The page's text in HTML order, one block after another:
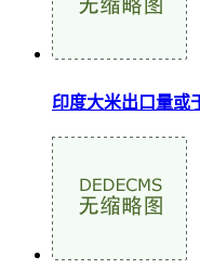
印度大米出口量或